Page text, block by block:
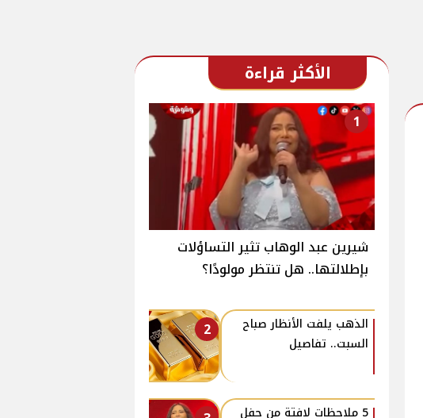
الأكثر قراءة
1
شيرين عبد الوهاب تثير التساؤلات
بإطلالتها.. هل تنتظر مولودًا؟
2
الذهب يلفت الأنظار صباح
السبت.. تفاصيل
5 ملاحظات لافتة من حفل